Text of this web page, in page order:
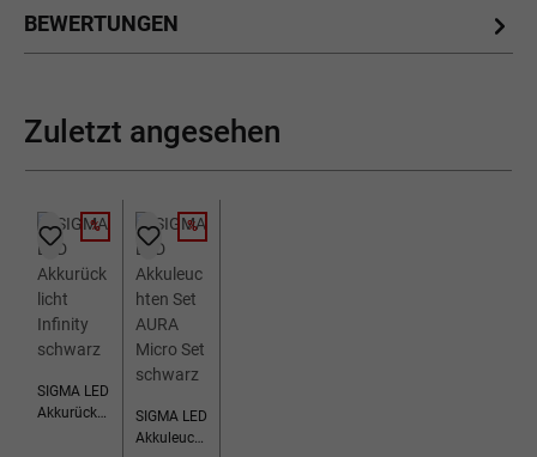
BEWERTUNGEN
Zuletzt angesehen
RABATT
%
SIGMA LED
Akkurückli
RABATT
%
SIGMA LED
Akkuleucht